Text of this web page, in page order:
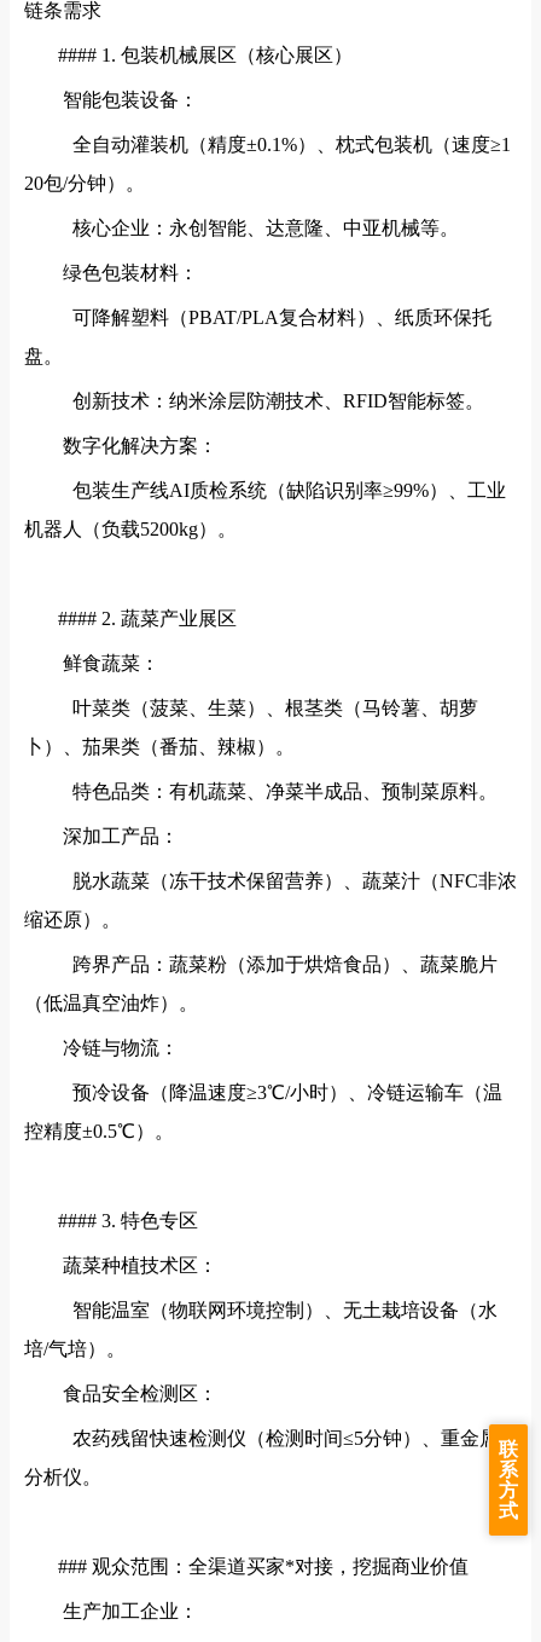
链条需求
#### 1. 包装机械展区（核心展区）
智能包装设备：
全自动灌装机（精度±0.1%）、枕式包装机（速度≥1
20包/分钟）。
核心企业：永创智能、达意隆、中亚机械等。
绿色包装材料：
可降解塑料（PBAT/PLA复合材料）、纸质环保托
盘。
创新技术：纳米涂层防潮技术、RFID智能标签。
数字化解决方案：
包装生产线AI质检系统（缺陷识别率≥99%）、工业
机器人（负载5200kg）。
#### 2. 蔬菜产业展区
鲜食蔬菜：
叶菜类（菠菜、生菜）、根茎类（马铃薯、胡萝
卜）、茄果类（番茄、辣椒）。
特色品类：有机蔬菜、净菜半成品、预制菜原料。
深加工产品：
脱水蔬菜（冻干技术保留营养）、蔬菜汁（NFC非浓
缩还原）。
跨界产品：蔬菜粉（添加于烘焙食品）、蔬菜脆片
（低温真空油炸）。
冷链与物流：
预冷设备（降温速度≥3℃/小时）、冷链运输车（温
控精度±0.5℃）。
#### 3. 特色专区
蔬菜种植技术区：
智能温室（物联网环境控制）、无土栽培设备（水
培/气培）。
食品安全检测区：
农药残留快速检测仪（检测时间≤5分钟）、重金属
分析仪。
### 观众范围：全渠道买家*对接，挖掘商业价值
生产加工企业：
联
系
方
式